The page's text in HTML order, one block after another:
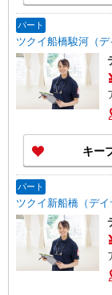
パート
ツクイ船橋駿河（デ
キー
パート
ツクイ新船橋（デイ